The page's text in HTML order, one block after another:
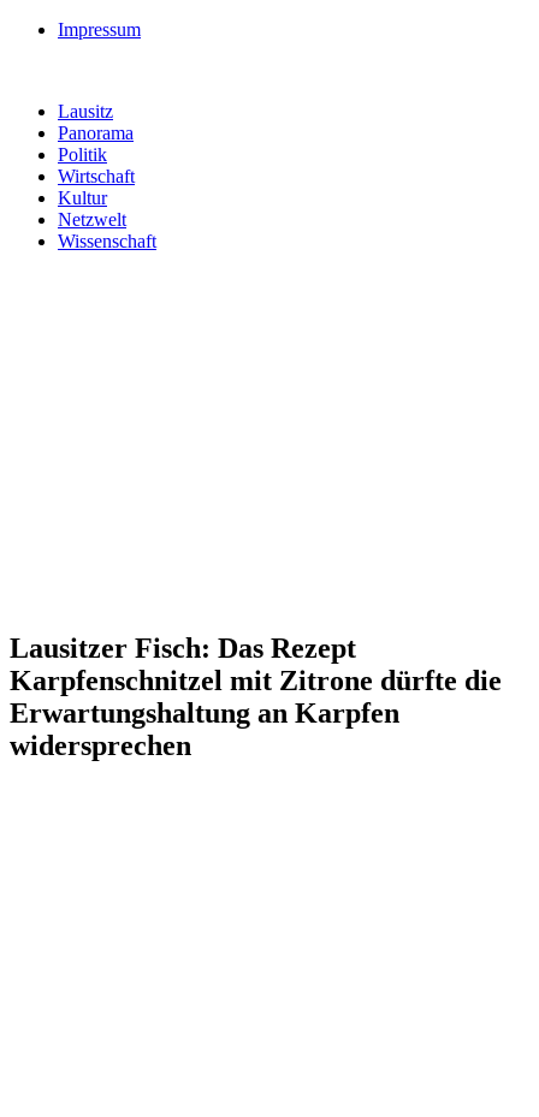
Impressum
Lausitz
Panorama
Politik
Wirtschaft
Kultur
Netzwelt
Wissenschaft
Lausitzer Fisch: Das Rezept
Karpfenschnitzel mit Zitrone dürfte die
Erwartungshaltung an Karpfen
widersprechen